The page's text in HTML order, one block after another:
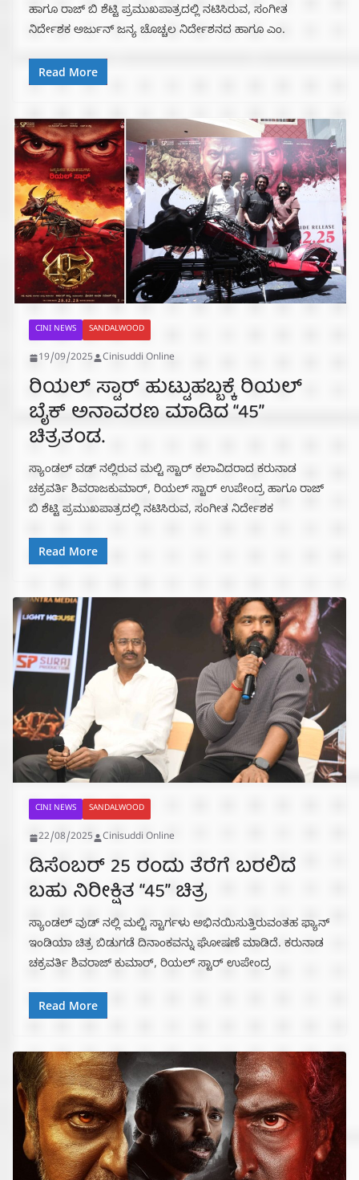
ಹಾಗೂ ರಾಜ್ ಬಿ ಶೆಟ್ಟಿ ಪ್ರಮುಖಪಾತ್ರದಲ್ಲಿ ನಟಿಸಿರುವ, ಸಂಗೀತ
ನಿರ್ದೇಶಕ ಅರ್ಜುನ್ ಜನ್ಯ ಚೊಚ್ಚಲ ನಿರ್ದೇಶನದ ಹಾಗೂ ಎಂ.
Read More
CINI NEWS SANDALWOOD
19/09/2025 Cinisuddi Online
ರಿಯಲ್ ಸ್ಟಾರ್ ಹುಟ್ಟುಹಬ್ಬಕ್ಕೆ ರಿಯಲ್
ಬೈಕ್ ಅನಾವರಣ ಮಾಡಿದ “45”
ಚಿತ್ರತಂಡ.
ಸ್ಯಾಂಡಲ್ ವಡ್ ನಲ್ಲಿರುವ ಮಲ್ಟಿ ಸ್ಟಾರ್ ಕಲಾವಿದರಾದ ಕರುನಾಡ
ಚಕ್ರವರ್ತಿ ಶಿವರಾಜಕುಮಾರ್, ರಿಯಲ್ ಸ್ಟಾರ್ ಉಪೇಂದ್ರ ಹಾಗೂ ರಾಜ್
ಬಿ ಶೆಟ್ಟಿ ಪ್ರಮುಖಪಾತ್ರದಲ್ಲಿ ನಟಿಸಿರುವ, ಸಂಗೀತ ನಿರ್ದೇಶಕ
Read More
CINI NEWS SANDALWOOD
22/08/2025 Cinisuddi Online
ಡಿಸೆಂಬರ್ 25 ರಂದು ತೆರೆಗೆ ಬರಲಿದೆ
ಬಹು ನಿರೀಕ್ಷಿತ “45” ಚಿತ್ರ
ಸ್ಯಾಂಡಲ್ ವುಡ್ ನಲ್ಲಿ ಮಲ್ಟಿ ಸ್ಟಾರ್ಗಳು ಅಭಿನಯಿಸುತ್ತಿರುವಂತಹ ಫ್ಯಾನ್
ಇಂಡಿಯಾ ಚಿತ್ರ ಬಿಡುಗಡೆ ದಿನಾಂಕವನ್ನು ಘೋಷಣೆ ಮಾಡಿದೆ. ಕರುನಾಡ
ಚಕ್ರವರ್ತಿ ಶಿವರಾಜ್ ಕುಮಾರ್, ರಿಯಲ್ ಸ್ಟಾರ್ ಉಪೇಂದ್ರ
Read More